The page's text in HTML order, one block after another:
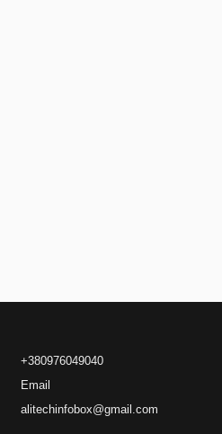
+380976049040
Email
alitechinfobox@gmail.com